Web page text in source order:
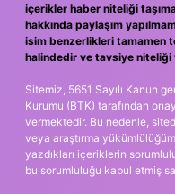
içerikler haber niteliği
hakkında paylaşım
isim benzerlikleri tamamen
halindedir ve tavsiye niteliği
Sitemiz, 5651 Sayılı Kanun
Kurumu (BTK) tarafından
vermektedir. Bu nedenle,
veya araştırma
yazdıkları içeriklerin
bu sorumluluğu kabul etmiş